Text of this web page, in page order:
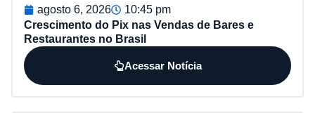
agosto 6, 2026
10:45 pm
Crescimento do Pix nas Vendas de Bares e
Restaurantes no Brasil
Acessar Notícia